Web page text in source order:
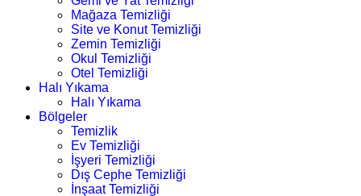
Mağaza Temizliği
Site ve Konut Temizliği
Zemin Temizliği
Okul Temizliği
Otel Temizliği
Halı Yıkama
Halı Yıkama
Bölgeler
Temizlik
Ev Temizliği
İşyeri Temizliği
Dış Cephe Temizliği
İnşaat Temizliği